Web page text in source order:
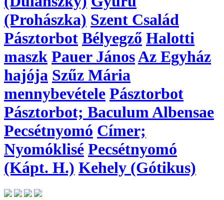
(Prohászka) Szent Család
Pásztorbot Bélyegző Halotti
maszk Pauer JánosAz Egyház
hajója Szűz Mária
mennybevétele Pásztorbot
Pásztorbot; Baculum Albensae
Pecsétnyomó Címer;
Nyomóklisé Pecsétnyomó
(Kápt. H.) Kehely (Gótikus)